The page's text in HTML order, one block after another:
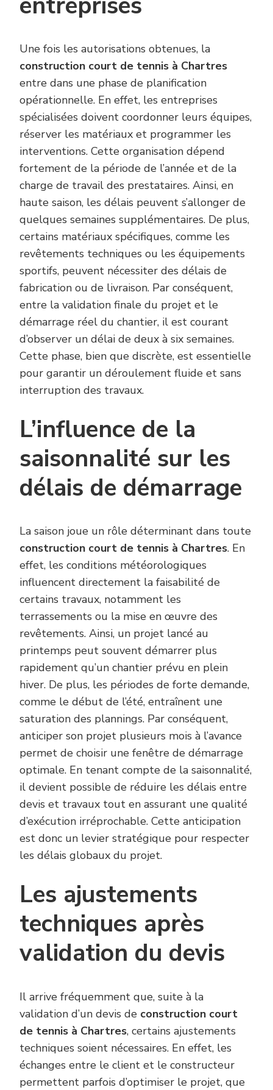
Une fois les autorisations obtenues, la
construction court de tennis à Chartres
entre dans une phase de planification
opérationnelle. En effet, les entreprises
spécialisées doivent coordonner leurs équipes,
réserver les matériaux et programmer les
interventions. Cette organisation dépend
fortement de la période de l’année et de la
charge de travail des prestataires. Ainsi, en
haute saison, les délais peuvent s’allonger de
quelques semaines supplémentaires. De plus,
certains matériaux spécifiques, comme les
revêtements techniques ou les équipements
sportifs, peuvent nécessiter des délais de
fabrication ou de livraison. Par conséquent,
entre la validation finale du projet et le
démarrage réel du chantier, il est courant
d’observer un délai de deux à six semaines.
Cette phase, bien que discrète, est essentielle
pour garantir un déroulement fluide et sans
interruption des travaux.
L’influence de la
saisonnalité sur les
délais de démarrage
La saison joue un rôle déterminant dans toute
construction court de tennis à Chartres. En
effet, les conditions météorologiques
influencent directement la faisabilité de
certains travaux, notamment les
terrassements ou la mise en œuvre des
revêtements. Ainsi, un projet lancé au
printemps peut souvent démarrer plus
rapidement qu’un chantier prévu en plein
hiver. De plus, les périodes de forte demande,
comme le début de l’été, entraînent une
saturation des plannings. Par conséquent,
anticiper son projet plusieurs mois à l’avance
permet de choisir une fenêtre de démarrage
optimale. En tenant compte de la saisonnalité,
il devient possible de réduire les délais entre
devis et travaux tout en assurant une qualité
d’exécution irréprochable. Cette anticipation
est donc un levier stratégique pour respecter
les délais globaux du projet.
Les ajustements
techniques après
validation du devis
Il arrive fréquemment que, suite à la
validation d’un devis de construction court
de tennis à Chartres, certains ajustements
techniques soient nécessaires. En effet, les
échanges entre le client et le constructeur
permettent parfois d’optimiser le projet, que